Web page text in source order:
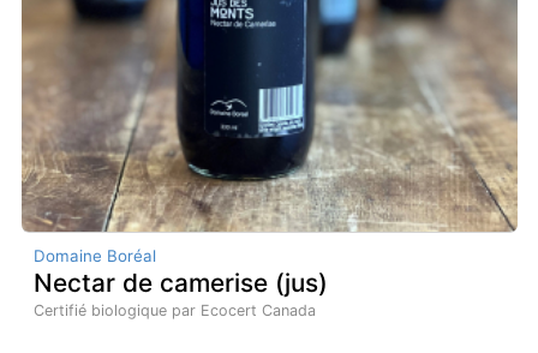
Domaine Boréal
Nectar de camerise (jus)
Certifié biologique par Ecocert Canada